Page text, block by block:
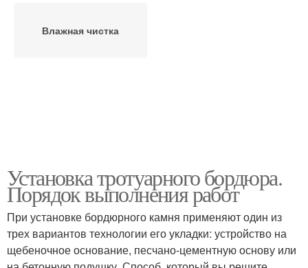
Влажная чистка
Установка тротуарного бордюра.
Порядок выполнения работ
При установке бордюрного камня применяют один из
трех вариантов технологии его укладки: устройство на
щебеночное основание, песчано-цементную основу или